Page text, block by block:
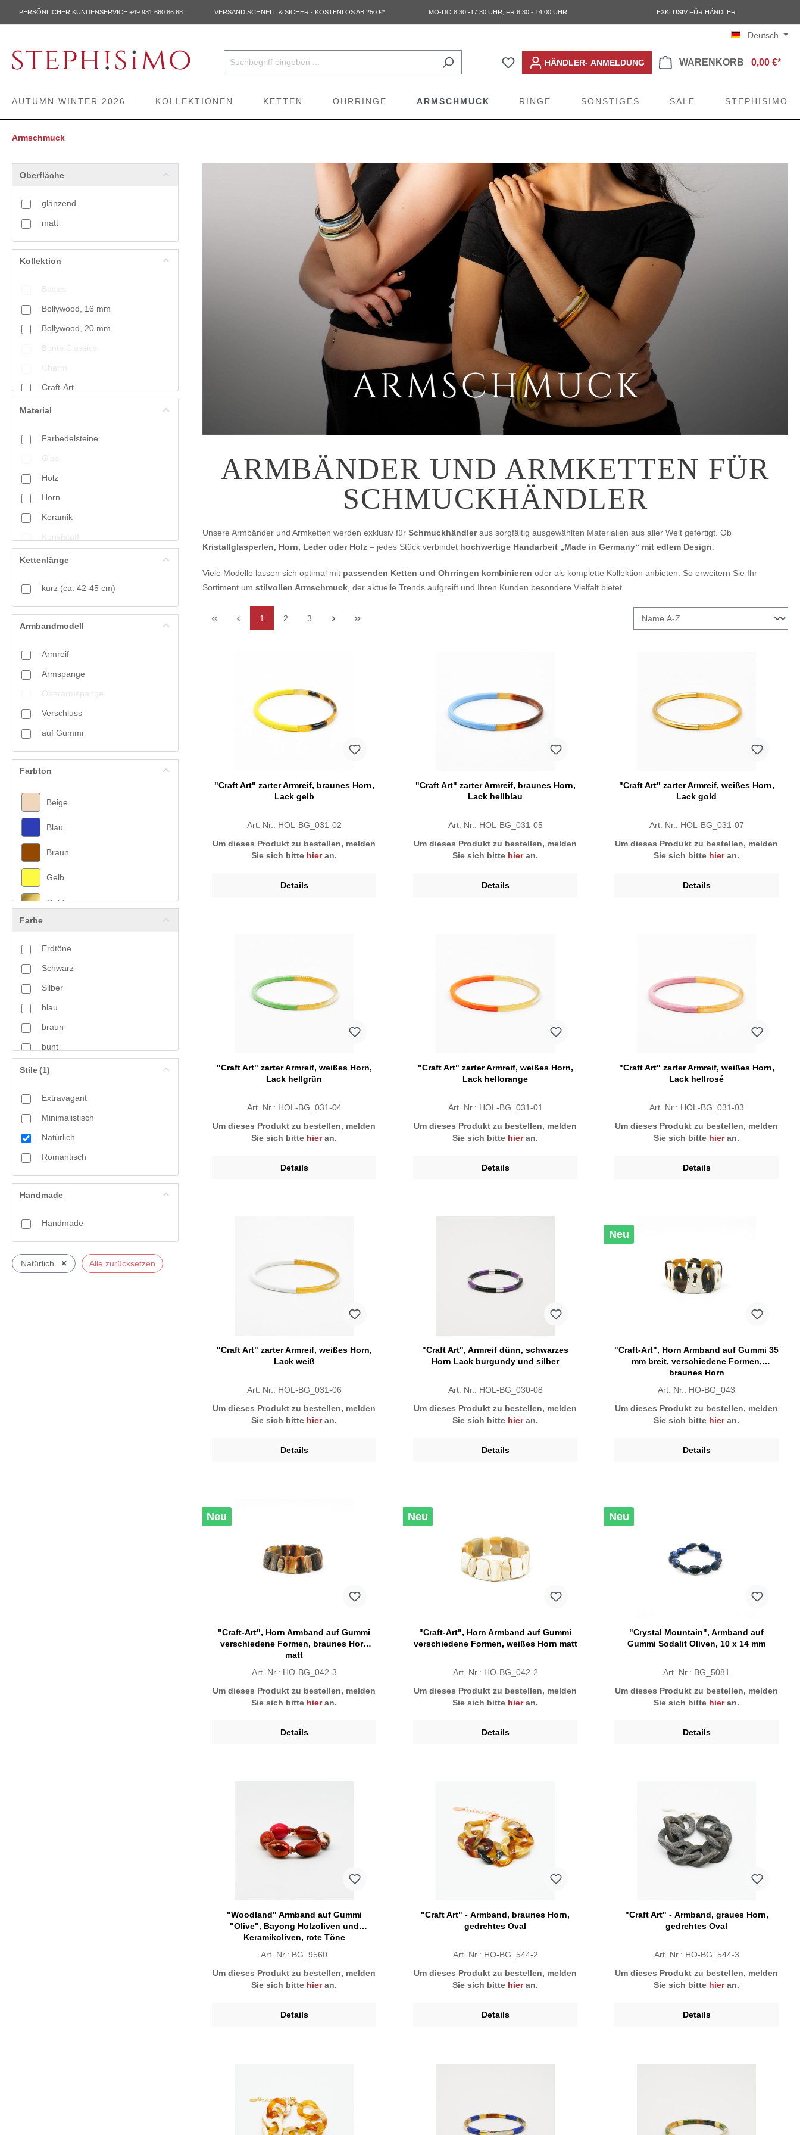
PERSÖNLICHER KUNDENSERVICE +49 931 660 86 68 VERSAND SCHNELL & SICHER - KOSTENLOS AB 250 €* MO-DO 8:30 -17:30 UHR, FR 8:30 - 14:00 UHR EXKLUSIV FÜR HÄNDLER
Deutsch
HÄNDLER- ANMELDUNG WARENKORB 0,00 €*
AUTUMN WINTER 2026 KOLLEKTIONEN KETTEN OHRRINGE ARMSCHMUCK RINGE SONSTIGES SALE STEPHISIMO
Armschmuck
Oberfläche
glänzend
matt
Kollektion
Basics
Bollywood, 16 mm
Bollywood, 20 mm
Bunte Classics
Craft-Art
Crystal
Jet
Mandala
Shell
Material
Farbedelsteine
Glas
Holz
Horn
Keramik
Kunststoff
Leder
Metall
Mineralsteine
Sterling-Silber
Süßwasserperlen
Kettenlänge
kurz (ca. 42-45 cm)
Armbandmodell
Armreif
Armspange
Oberarmspange
Verschluss
auf Gummi
Farbton
Beige
Blau
Braun
Gelb
Gold
Grün
Multicolor
Oliv
Orange
Pink
Rosa
Rot
Schwarz
Silber/gold
Türkis
Farbe
Erdtöne
Schwarz
Silber
blau
braun
bunt
grün
melonengelb
seidengrau
Stile(1)
Extravagant
Minimalistisch
Natürlich
Romantisch
Handmade
Handmade
Natürlich × Alle zurücksetzen
ARMBÄNDER UND ARMKETTEN FÜR
SCHMUCKHÄNDLER
Unsere Armbänder und Armketten werden exklusiv für Schmuckhändleraus sorgfältig ausgewählten Materialien aus aller Welt gefertigt. Ob
Kristallglasperlen, Horn, Leder oder Holz – jedes Stück verbindet hochwertige Handarbeit „Made in Germany“ mit edlem Design
Viele Modelle lassen sich optimal mit passenden Ketten und Ohrringen kombinieren oder als komplette Kollektion anbieten. So erweitern Sie Ihr
Sortiment um stilvollen Armschmuck , der aktuelle Trends aufgreift und Ihren Kunden besondere Vielfalt bietet.
1 2 3
"Craft Art" zarter Armreif, braunes Horn,
Lack gelb
Art. Nr.: HOL-BG_031-02
Um dieses Produkt zu bestellen, melden
Sie sich bitte hieran.
Details
"Craft Art" zarter Armreif, braunes Horn,
Lack hellblau
Art. Nr.: HOL-BG_031-05
Um dieses Produkt zu bestellen, melden
Sie sich bitte hieran.
Details
"Craft Art" zarter Armreif, weißes Horn,
Lack gold
Art. Nr.: HOL-BG_031-07
Um dieses Produkt zu bestellen, melden
Sie sich bitte hieran.
Details
"Craft Art" zarter Armreif, weißes Horn,
Lack hellgrün
Art. Nr.: HOL-BG_031-04
Um dieses Produkt zu bestellen, melden
Sie sich bitte hieran.
Details
"Craft Art" zarter Armreif, weißes Horn,
Lack hellorange
Art. Nr.: HOL-BG_031-01
Um dieses Produkt zu bestellen, melden
Sie sich bitte hieran.
Details
"Craft Art" zarter Armreif, weißes Horn,
Lack hellrosé
Art. Nr.: HOL-BG_031-03
Um dieses Produkt zu bestellen, melden
Sie sich bitte hieran.
Details
"Craft Art" zarter Armreif, weißes Horn,
Lack weiß
Art. Nr.: HOL-BG_031-06
Um dieses Produkt zu bestellen, melden
Sie sich bitte hieran.
Details
"Craft Art", Armreif dünn, schwarzes
Horn Lack burgundy und silber
Art. Nr.: HOL-BG_030-08
Um dieses Produkt zu bestellen, melden
Sie sich bitte hieran.
Details
Neu
"Craft-Art", Horn Armband auf Gummi 35
mm breit, verschiedene Formen,
braunes Horn
Art. Nr.: HO-BG_043
Um dieses Produkt zu bestellen, melden
Sie sich bitte hieran.
Details
Neu
"Craft-Art", Horn Armband auf Gummi
verschiedene Formen, braunes Horn
matt
Art. Nr.: HO-BG_042-3
Um dieses Produkt zu bestellen, melden
Sie sich bitte hieran.
Details
Neu
"Craft-Art", Horn Armband auf Gummi
verschiedene Formen, weißes Horn matt
Art. Nr.: HO-BG_042-2
Um dieses Produkt zu bestellen, melden
Sie sich bitte hieran.
Details
Neu
"Crystal Mountain", Armband auf
Gummi Sodalit Oliven, 10 x 14 mm
Art. Nr.: BG_5081
Um dieses Produkt zu bestellen, melden
Sie sich bitte hieran.
Details
"Woodland" Armband auf Gummi
"Olive", Bayong Holzoliven und
Keramikoliven, rote Töne
Art. Nr.: BG_9560
Um dieses Produkt zu bestellen, melden
Sie sich bitte hieran.
Details
"Craft Art" - Armband, braunes Horn,
gedrehtes Oval
Art. Nr.: HO-BG_544-2
Um dieses Produkt zu bestellen, melden
Sie sich bitte hieran.
Details
"Craft Art" - Armband, graues Horn,
gedrehtes Oval
Art. Nr.: HO-BG_544-3
Um dieses Produkt zu bestellen, melden
Sie sich bitte hieran.
Details